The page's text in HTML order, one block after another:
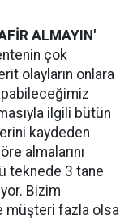
ALMAYIN'
çok
olayların onlara
ilgili bütün
kaydeden
almalarını
teknede 3 tane
Bizim
müşteri fazla olsa